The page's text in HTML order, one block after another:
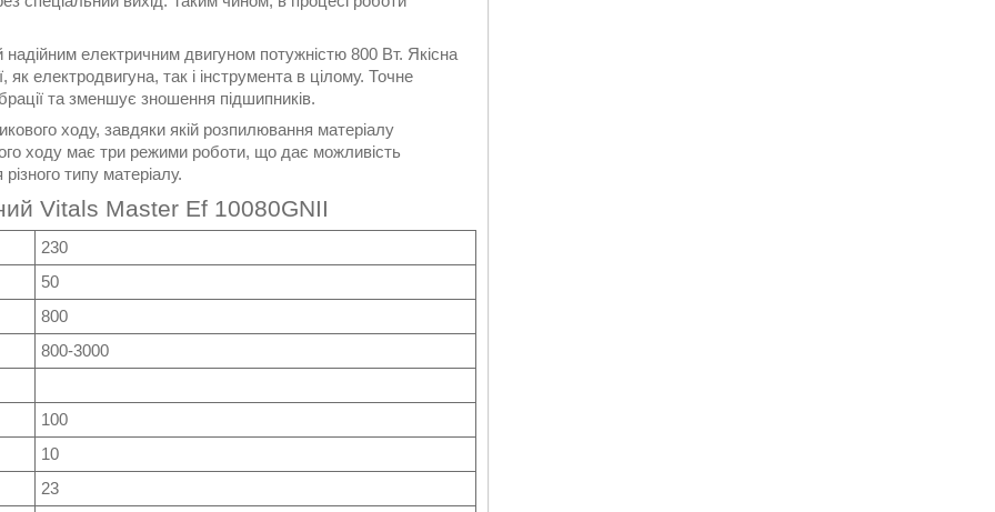
електричним двигуном потужністю 800 Вт. Якісна
електродвигуна, так і інструмента в цілому. Точне
та зменшує зношення підшипників.
ходу, завдяки якій розпилювання матеріалу
ходу має три режими роботи, що дає можливість
типу матеріалу.
Vitals Master Ef 10080GNII
230
50
800
800-3000
100
10
23